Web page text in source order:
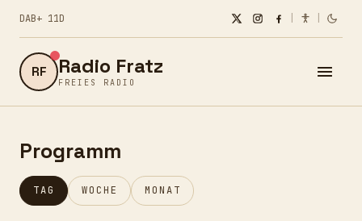
DAB+ 11D
RF Radio Fratz
FREIES RADIO
Programm
TAG WOCHE MONAT